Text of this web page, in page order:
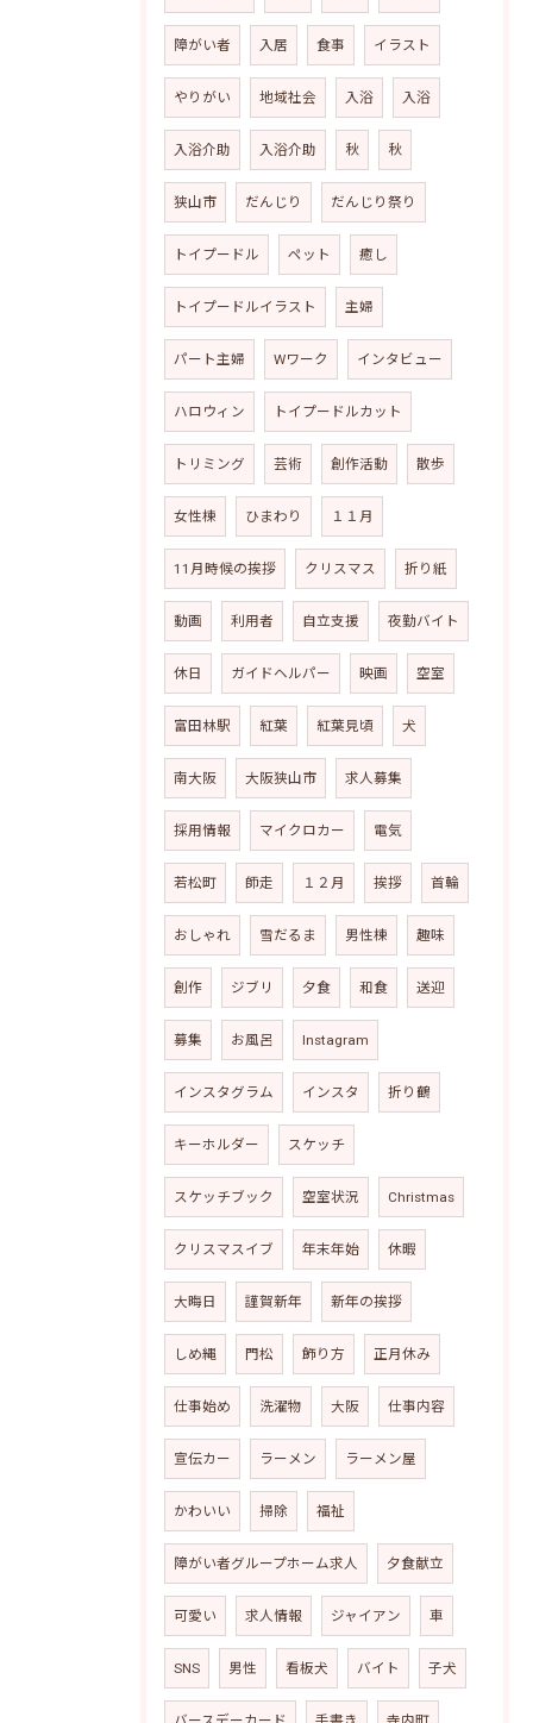
障がい者 入居 食事 イラスト
やりがい 地域社会 入浴 入浴
入浴介助 入浴介助 秋 秋
狭山市 だんじり だんじり祭り
トイプードル ペット 癒し
トイプードルイラスト 主婦
パート主婦 Wワーク インタビュー
ハロウィン トイプードルカット
トリミング 芸術 創作活動 散歩
女性棟 ひまわり １１月
11月時候の挨拶 クリスマス 折り紙
動画 利用者 自立支援 夜勤バイト
休日 ガイドヘルパー 映画 空室
富田林駅 紅葉 紅葉見頃 犬
南大阪 大阪狭山市 求人募集
採用情報 マイクロカー 電気
若松町 師走 １２月 挨拶 首輪
おしゃれ 雪だるま 男性棟 趣味
創作 ジブリ 夕食 和食 送迎
募集 お風呂 Instagram
インスタグラム インスタ 折り鶴
キーホルダー スケッチ
スケッチブック 空室状況 Christmas
クリスマスイブ 年末年始 休暇
大晦日 謹賀新年 新年の挨拶
しめ縄 門松 飾り方 正月休み
仕事始め 洗濯物 大阪 仕事内容
宣伝カー ラーメン ラーメン屋
かわいい 掃除 福祉
障がい者グループホーム求人 夕食献立
可愛い 求人情報 ジャイアン 車
SNS 男性 看板犬 バイト 子犬